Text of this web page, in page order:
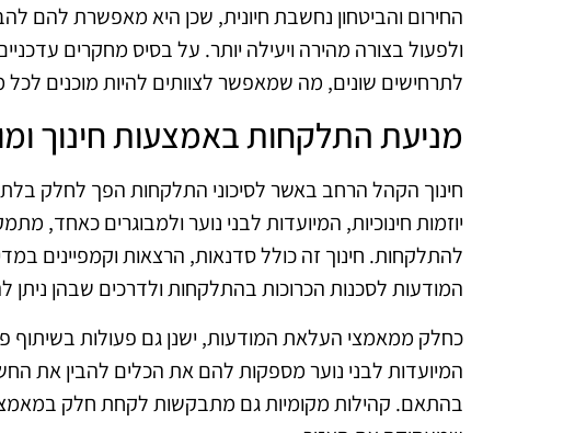
החירום והביטחון נחשבת חיונית, שכן היא מאפשרת להם
ולפעול בצורה מהירה ויעילה יותר. על בסיס מחקרים
לתרחישים שונים, מה שמאפשר לצוותים להיות מוכנים
מניעת התלקחות באמצעות חינוך
חינוך הקהל הרחב באשר לסיכוני התלקחות הפך לחלק
יוזמות חינוכיות, המיועדות לבני נוער ולמבוגרים כאחד,
להתלקחות. חינוך זה כולל סדנאות, הרצאות וקמפיינים
המודעות לסכנות הכרוכות בהתלקחות ולדרכים שבהן ניתן
כחלק ממאמצי העלאת המודעות, ישנן גם פעולות בשיתוף
המיועדות לבני נוער מספקות להם את הכלים להבין את
בהתאם. קהילות מקומיות גם מתבקשות לקחת חלק